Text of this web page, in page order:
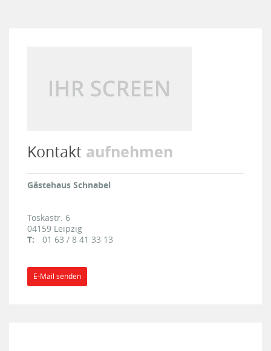
Kontakt aufnehmen
Gästehaus Schnabel
Toskastr. 6
04159 Leipzig
T:
01 63 / 8 41 33 13
E-Mail senden